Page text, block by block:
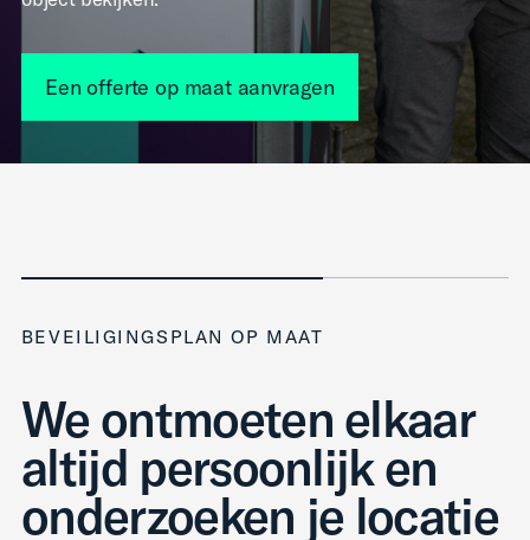
Een offerte op maat aanvragen
BEVEILIGINGSPLAN OP MAAT
We ontmoeten elkaar
altijd persoonlijk en
onderzoeken je locatie